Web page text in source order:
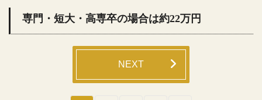
専門・短大・高専卒の場合は約22万円
NEXT